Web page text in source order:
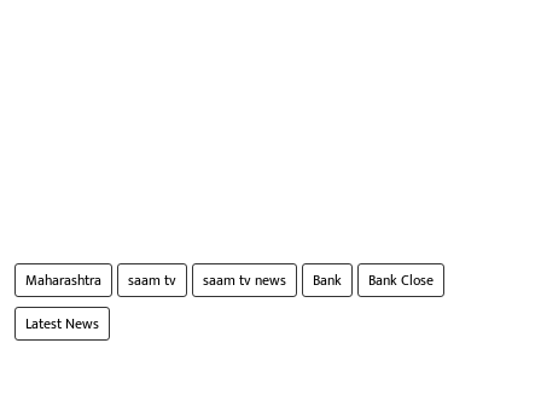
Maharashtra saam tv saam tv news Bank
Bank Close
Latest News